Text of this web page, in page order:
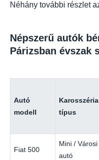
Néhány további részlet
Népszerű autók
Párizsban évszak
Autó
modell
Karosszéria
típus
Fiat 500
Mini / Városi
autó